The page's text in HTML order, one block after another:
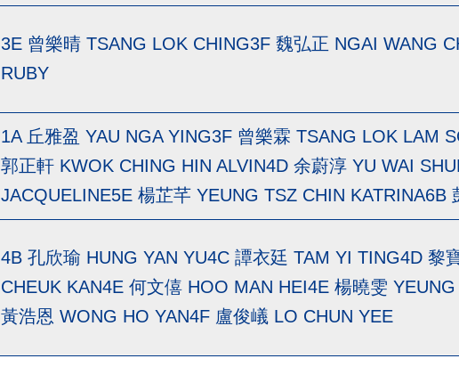
3E 曾樂晴 TSANG LOK CHING3F 魏弘正 NGAI WANG
RUBY
1A 丘雅盈 YAU NGA YING3F 曾樂霖 TSANG LOK LAM
郭正軒 KWOK CHING HIN ALVIN4D 余蔚淳 YU WAI
JACQUELINE5E 楊芷芊 YEUNG TSZ CHIN KATRINA6B
4B 孔欣瑜 HUNG YAN YU4C 譚衣廷 TAM YI TING4D 黎
CHEUK KAN4E 何文僖 HOO MAN HEI4E 楊曉雯
黃浩恩 WONG HO YAN4F 盧俊嶬 LO CHUN YEE